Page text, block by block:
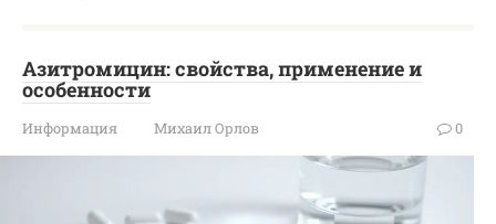
Азитромицин: свойства, применение и
особенности
Информация Михаил Орлов 0